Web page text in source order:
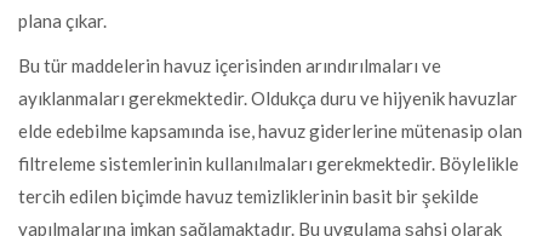
plana çıkar.
Bu tür maddelerin havuz içerisinden arındırılmaları ve
ayıklanmaları gerekmektedir. Oldukça duru ve hijyenik havuzlar
elde edebilme kapsamında ise, havuz giderlerine mütenasip olan
filtreleme sistemlerinin kullanılmaları gerekmektedir. Böylelikle
tercih edilen biçimde havuz temizliklerinin basit bir şekilde
yapılmalarına imkan sağlamaktadır. Bu uygulama şahsi olarak